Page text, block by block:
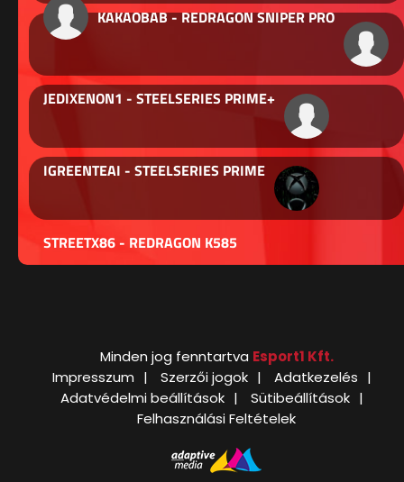
KAKAOBAB - REDRAGON SNIPER PRO
JEDIXENON1 - STEELSERIES PRIME+
IGREENTEAI - STEELSERIES PRIME
STREETX86 - REDRAGON K585
Minden jog fenntartva Esport1 Kft.
Impresszum
Szerzői jogok
Adatkezelés
Adatvédelmi beállítások
Sütibeállítások
Felhasználási Feltételek